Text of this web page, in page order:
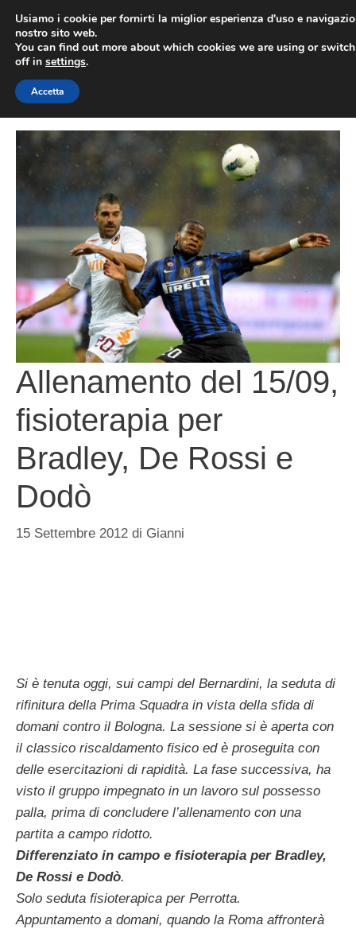
contenuto
Allenamento del 15/09,
fisioterapia per
Bradley, De Rossi e
Dodò
15 Settembre 2012 di Gianni
Si è tenuta oggi, sui campi del Bernardini, la seduta di
rifinitura della Prima Squadra in vista della sfida di
domani contro il Bologna. La sessione si è aperta con
il classico riscaldamento fisico ed è proseguita con
delle esercitazioni di rapidità. La fase successiva, ha
visto il gruppo impegnato in un lavoro sul possesso
palla, prima di concludere l’allenamento con una
partita a campo ridotto.
Differenziato in campo e fisioterapia per Bradley,
De Rossi e Dodò.
Solo seduta fisioterapica per Perrotta.
Appuntamento a domani, quando la Roma affronterà
Usiamo i cookie per fornirti la miglior esperienza d'uso e
nostro sito web.
You can find out more about which cookies we are using or
off in settings.
Accetta